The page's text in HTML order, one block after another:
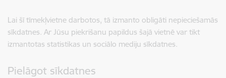
Lai šī tīmekļvietne darbotos, tā izmanto obligāti nepieciešamās
sīkdatnes. Ar Jūsu piekrišanu papildus šajā vietnē var tikt
izmantotas statistikas un sociālo mediju sīkdatnes.
Pielāgot sīkdatnes